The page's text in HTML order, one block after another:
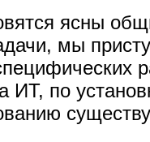
ясны
мы
ИТ, по